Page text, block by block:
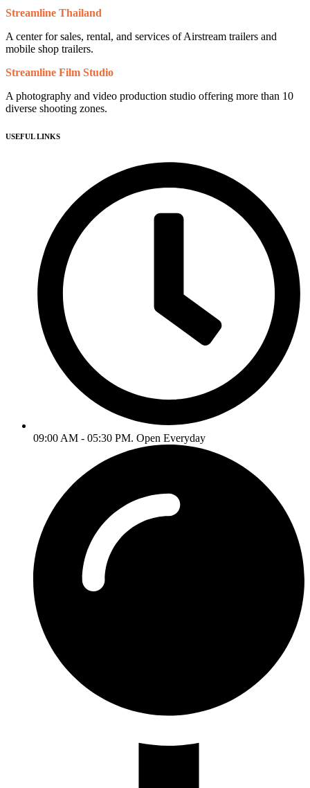
Streamline Thailand
A center for sales, rental, and services of Airstream trailers and
mobile shop trailers.
Streamline Film Studio
A photography and video production studio offering more than 10
diverse shooting zones.
USEFUL LINKS
09:00 AM - 05:30 PM. Open Everyday